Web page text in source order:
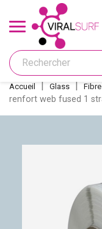
Offres &
Shape
Glass
Dérives
Accueil Glass
renfort web fused 1